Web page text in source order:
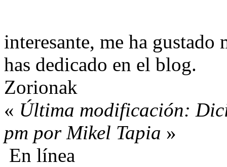
interesante, me ha
has dedicado en el blog.
Zorionak
« Última modificación:
pm por Mikel Tapia »
En línea